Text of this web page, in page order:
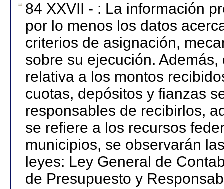
84 XXVII - : La información
por lo menos los datos
criterios de asignación,
sobre su ejecución.
relativa a los montos
cuotas, depósitos y fianzas
responsables de recibirlos,
se refiere a los recursos
municipios, se observarán
leyes: Ley General de
de Presupuesto y